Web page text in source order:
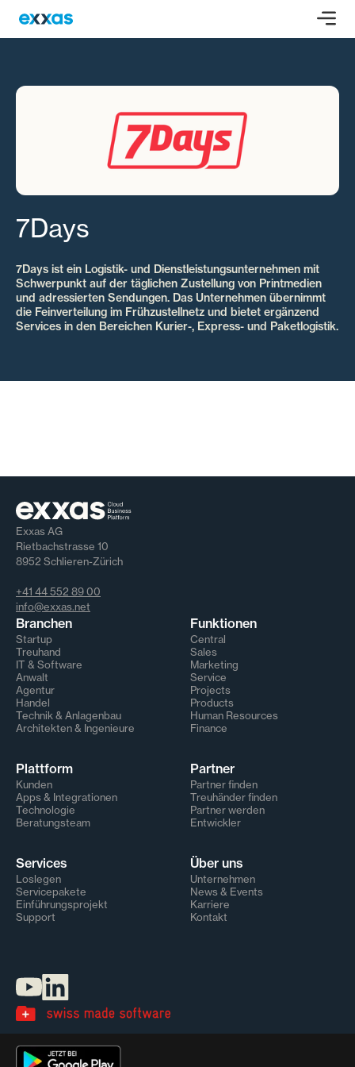
7Days
7Days ist ein Logistik- und Dienstleistungsunternehmen mit
Schwerpunkt auf der täglichen Zustellung von Printmedien
und adressierten Sendungen. Das Unternehmen übernimmt
die Feinverteilung im Frühzustellnetz und bietet ergänzend
Services in den Bereichen Kurier-, Express- und Paketlogistik.
Exxas AG
Rietbachstrasse 10
8952 Schlieren-Zürich
+41 44 552 89 00
info@exxas.net
Branchen
Startup
Treuhand
IT & Software
Anwalt
Agentur
Handel
Technik & Anlagenbau
Architekten & Ingenieure
Funktionen
Central
Sales
Marketing
Service
Projects
Products
Human Resources
Finance
Plattform
Kunden
Apps & Integrationen
Technologie
Beratungsteam
Partner
Partner finden
Treuhänder finden
Partner werden
Entwickler
Services
Loslegen
Servicepakete
Einführungsprojekt
Support
Über uns
Unternehmen
News & Events
Karriere
Kontakt